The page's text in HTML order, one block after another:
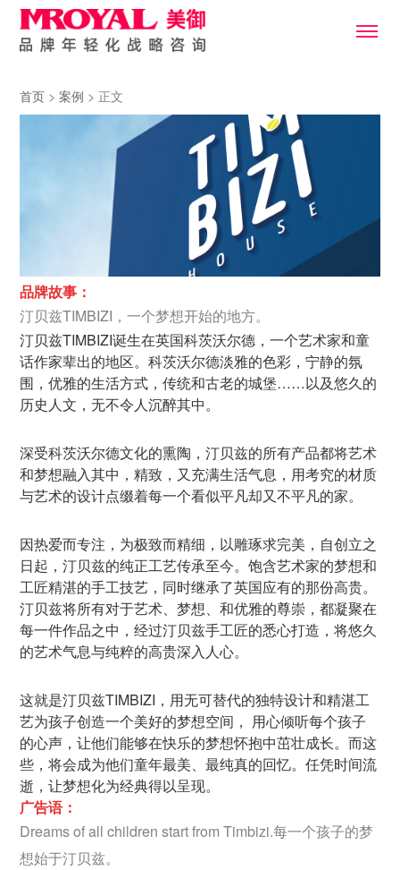
首页 >案例 > 正文
品牌故事：
汀贝兹TIMBIZI，一个梦想开始的地方。
汀贝兹TIMBIZI诞生在英国科茨沃尔德，一个艺术家和童
话作家辈出的地区。科茨沃尔德淡雅的色彩，宁静的氛
围，优雅的生活方式，传统和古老的城堡……以及悠久的
历史人文，无不令人沉醉其中。
深受科茨沃尔德文化的熏陶，汀贝兹的所有产品都将艺术
和梦想融入其中，精致，又充满生活气息，用考究的材质
与艺术的设计点缀着每一个看似平凡却又不平凡的家。
因热爱而专注，为极致而精细，以雕琢求完美，自创立之
日起，汀贝兹的纯正工艺传承至今。饱含艺术家的梦想和
工匠精湛的手工技艺，同时继承了英国应有的那份高贵。
汀贝兹将所有对于艺术、梦想、和优雅的尊崇，都凝聚在
每一件作品之中，经过汀贝兹手工匠的悉心打造，将悠久
的艺术气息与纯粹的高贵深入人心。
这就是汀贝兹TIMBIZI，用无可替代的独特设计和精湛工
艺为孩子创造一个美好的梦想空间， 用心倾听每个孩子
的心声，让他们能够在快乐的梦想怀抱中茁壮成长。而这
些，将会成为他们童年最美、最纯真的回忆。任凭时间流
逝，让梦想化为经典得以呈现。
广告语：
Dreams of all children start from Timbizi.每一个孩子的梦
想始于汀贝兹。